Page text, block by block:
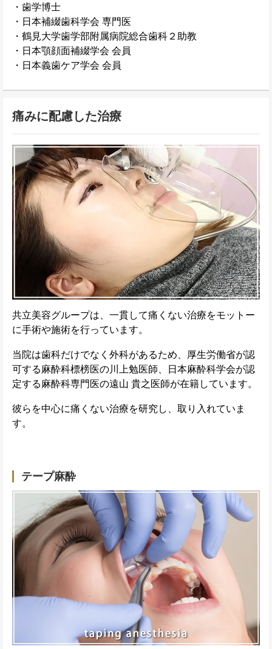
・歯学博士
・日本補綴歯科学会 専門医
・鶴見大学歯学部附属病院総合歯科２助教
・日本顎顔面補綴学会 会員
・日本義歯ケア学会 会員
痛みに配慮した治療
共立美容グループは、一貫して痛くない治療をモットー
に手術や施術を行っています。
当院は歯科だけでなく外科があるため、厚生労働省が認
可する麻酔科標榜医の川上勉医師、日本麻酔科学会が認
定する麻酔科専門医の遠山 貴之医師が在籍しています。
彼らを中心に痛くない治療を研究し、取り入れていま
す。
テープ麻酔